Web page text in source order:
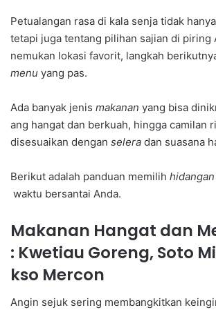
Petualangan rasa di kala senja tidak
tetapi juga tentang pilihan sajian di piring
nemukan lokasi favorit, langkah
menu yang pas.
Ada banyak jenis makanan yang bisa
ang hangat dan berkuah, hingga camilan
disesuaikan dengan selera dan suasana
Berikut adalah panduan memilih hidangan
waktu bersantai Anda.
Makanan Hangat dan
: Kwetiau Goreng, Soto
kso Mercon
Angin sejuk sering membangkitkan